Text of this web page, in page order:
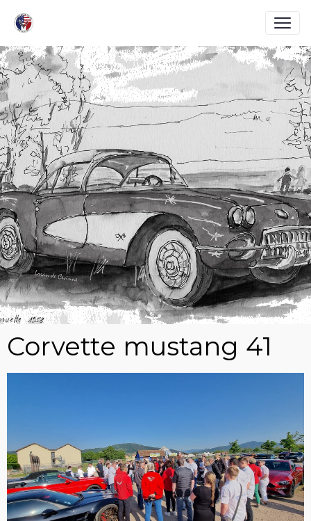
Corvette mustang 41